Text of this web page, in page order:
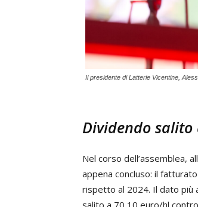
Il presidente di Latterie Vicentine,
Dividendo
Nel corso dell’assemblea,
appena concluso: il
rispetto al 2024. Il dato più